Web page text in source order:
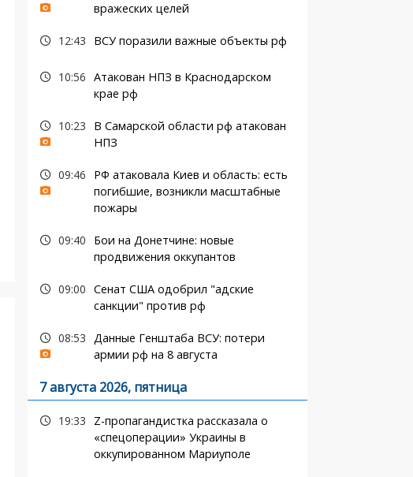
вражеских целей
12:43 ВСУ поразили важные объекты рф
10:56 Атакован НПЗ в Краснодарском
крае рф
10:23
В Самарской области рф атакован
НПЗ
09:46
РФ атаковала Киев и область: есть
погибшие, возникли масштабные
пожары
09:40
Бои на Донетчине: новые
продвижения оккупантов
09:00 Сенат США одобрил "адские
санкции" против рф
08:53 Данные Генштаба ВСУ: потери
армии рф на 8 августа
7 августа 2026, пятница
19:33
Z-пропагандистка рассказала о
«спецоперации» Украины в
оккупированном Мариуполе